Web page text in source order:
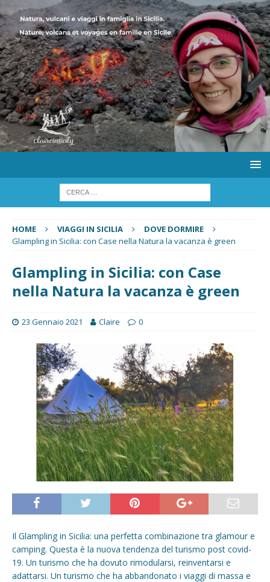
HOME VIAGGI IN SICILIA
DOVE DORMIRE
Glampling in Sicilia: con Case nella Natura la vacanza è green
Glampling in Sicilia: con Case
nella Natura la vacanza è green
23 Gennaio 2021 Claire 0
Il Glampling in Sicilia: una perfetta combinazione tra glamour e
camping. Questa è la nuova tendenza del turismo post covid-
19. Un turismo che ha dovuto rimodularsi, reinventarsi e
adattarsi. Un turismo che ha abbandonato i viaggi di massa e